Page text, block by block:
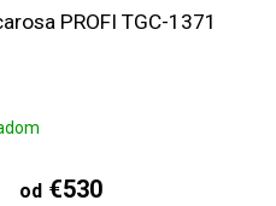
PROFI TGC-1371
od €530